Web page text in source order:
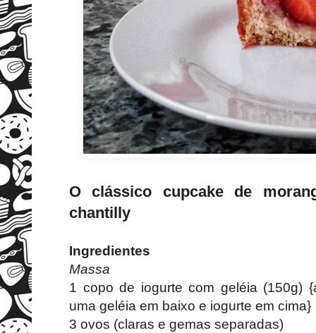
O clássico cupcake de
chantilly
Ingredientes
Massa
1 copo de iogurte com geléia (150g)
uma geléia em baixo e iogurte em cima}
3 ovos (claras e gemas separadas)